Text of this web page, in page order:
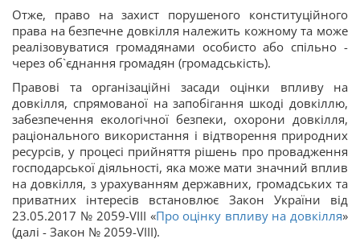
Отже, право на захист порушеного конституційного
права на безпечне довкілля належить кожному та може
реалізовуватися громадянами особисто або спільно -
через об`єднання громадян (громадськість).
Правові та організаційні засади оцінки впливу на
довкілля, спрямованої на запобігання шкоді довкіллю,
забезпечення екологічної безпеки, охорони довкілля,
раціонального використання і відтворення природних
ресурсів, у процесі прийняття рішень про провадження
господарської діяльності, яка може мати значний вплив
на довкілля, з урахуванням державних, громадських та
приватних інтересів встановлює Закон України від
23.05.2017 № 2059-VIII «Про оцінку впливу на довкілля»
(далі - Закон № 2059-VIII).